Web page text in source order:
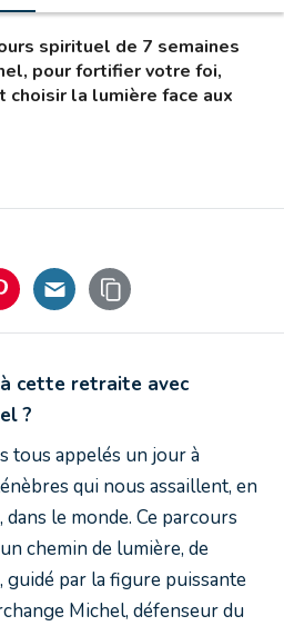
spirituel de 7 semaines
pour fortifier votre foi,
choisir la lumière face aux
cette retraite avec
?
tous appelés un jour à
qui nous assaillent, en
le monde. Ce parcours
chemin de lumière, de
guidé par la figure puissante
Michel, défenseur du